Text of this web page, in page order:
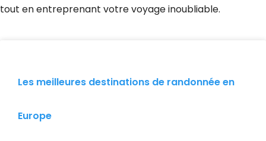
tout en entreprenant votre voyage inoubliable.
Les meilleures destinations de randonnée en
Europe